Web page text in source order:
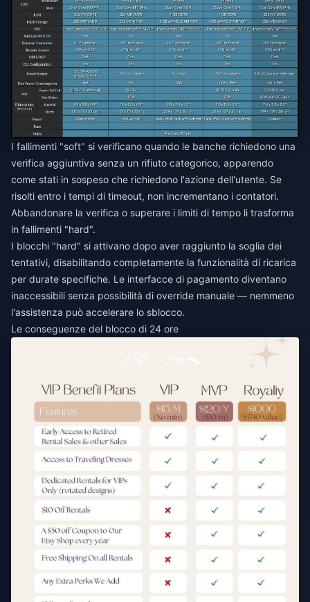
I fallimenti "soft" si verificano quando le banche richiedono una
verifica aggiuntiva senza un rifiuto categorico, apparendo
come stati in sospeso che richiedono l'azione dell'utente. Se
risolti entro i tempi di timeout, non incrementano i contatori.
Abbandonare la verifica o superare i limiti di tempo li trasforma
in fallimenti "hard".
I blocchi "hard" si attivano dopo aver raggiunto la soglia dei
tentativi, disabilitando completamente la funzionalità di ricarica
per durate specifiche. Le interfacce di pagamento diventano
inaccessibili senza possibilità di override manuale — nemmeno
l'assistenza può accelerare lo sblocco.
Le conseguenze del blocco di 24 ore